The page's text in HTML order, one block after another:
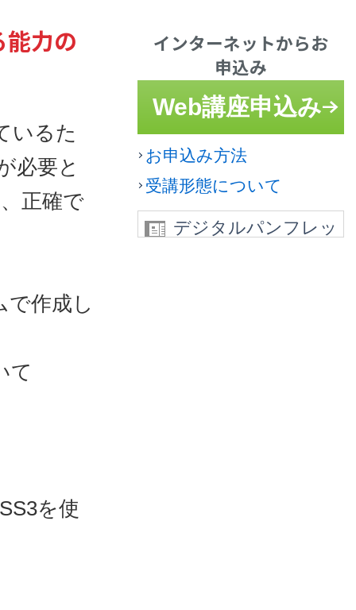
力の
いるた
必要と
正確で
で作成し
て
を使
インターネットからお
申込み
Web講座申込み
お申込み方法
受講形態について
デジタルパンフレッ